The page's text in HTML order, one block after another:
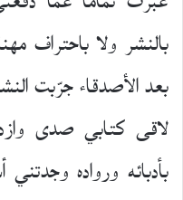
بالنشر ولا باحتراف
لاقى كتابي صدى
بأدبائه ورواده